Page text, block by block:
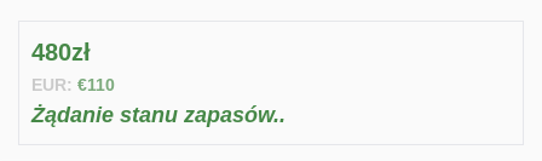
480zł
EUR: €110
Żądanie stanu zapasów..